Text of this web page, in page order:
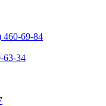
460-69-84
63-34